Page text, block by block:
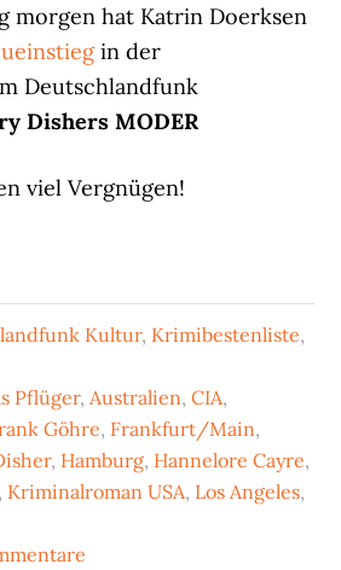
morgen hat Katrin Doerksen
in der
Deutschlandfunk
Dishers MODER
viel Vergnügen!
Kultur, Krimibestenliste,
Pflüger, Australien,CIA,
Göhre, Frankfurt/Main,
, Hamburg, Hannelore Cayre,
, Kriminalroman USA, Los Angeles,